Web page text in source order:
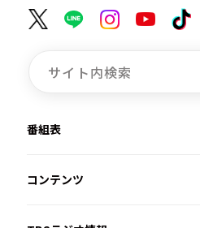
番組表
コンテンツ